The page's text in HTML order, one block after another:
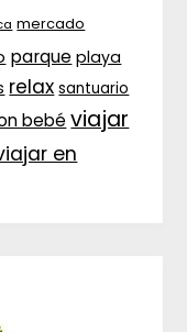
mercado
parque playa
relax santuario
bebé viajar
en